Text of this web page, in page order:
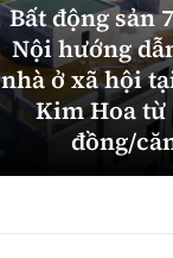
Bất động sản
Nội hướng
nhà ở xã hội
Kim Hoa từ
đồng/